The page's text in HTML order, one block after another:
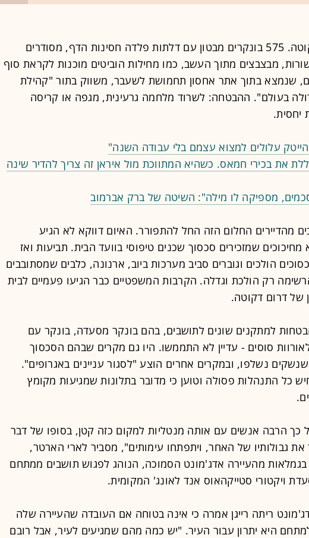
איגלו, דרום דקוטה. 575 בונקרים מבטון עם דלתות פלדה חסינות הדף, מסודרים
מבצבצים מתוך העשב, כמו מחילות הוביטים מוכנות לקראת סוף
שנמצא בתוך אתר אחסון תחמושת לשעבר, משווק בתור "קהילת
בעולם". ההבטחה: לשרוד מלחמה גרעינית, מגפה או קריסה
יחסית.
את בכירי חמאס. כשהיא המתווכת מול איראן זה צריך להדיר שינה
מספיקה לו מילה": השיטה של ברק אברמוב
מהדיירים החלום הזה החל להתפורר. האיום דווקא לא הגיע
שמזכירים סכסוך שכנים טיפוסי בוועד הבית. תביעות ואז
הולכים וגוברים סביב מערכות ביוב, ארנונה, כלבים שמסתובבים
רק הולכת וגדלה. הקרבות המשפטיים כבר הגיעו פעמיים לבית
של דרום דקוטה.
למתקנים שונים לתושבים, בהם בונקר מסעדה, בונקר עם
סוסים - עדיין לא התממשו. היו גם מקרים שבהם הסכסוך
נשלפו, ובמקרים אחרים הוצע "לסגור עניינים באגרופים".
כל התנהלות פסולה וטוען כי מדובר בתלונות שמגיעות מקומץ
כך הרבה אנשים עם אותה מנטליות למקום כזה קטן, בסופו של דבר
גבולותיו של האחר, ויתפתחו עימותים", מסביר לארי הארטר,
מהעיירה אדג'מונט הסמוכה, הנוהג לפגוש תושבים ממתחם
ויקטורי סטייקהאוס אנד לאונג' המקומית.
ריתה רייגן אמרה כי אינה בטוחה אם העובדה שהעיירה שלה
היא יתרון עבור העיר. "יש כמה מהם שמגיעים לעיר, אבל רובם